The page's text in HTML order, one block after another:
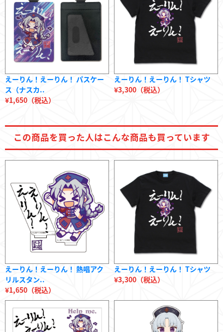
えーりん！えーりん！ パスケー
ス（ナスカ..
¥1,650（税込）
えーりん！えーりん！ Tシャツ
¥3,300（税込）
この商品を買った人はこんな商品も買っています
えーりん！えーりん！ 熱唱アク
リルスタン..
¥1,650（税込）
えーりん！えーりん！ Tシャツ
¥3,300（税込）